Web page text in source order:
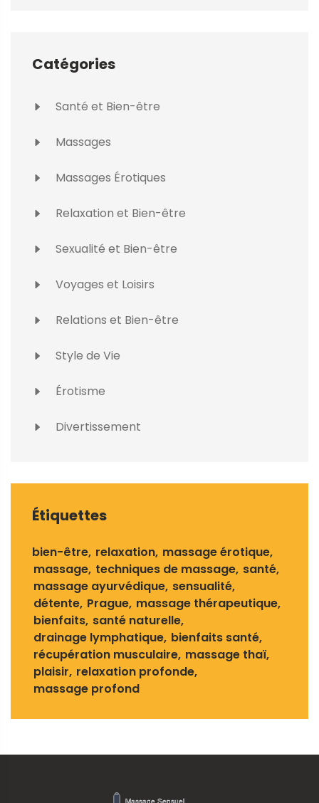
Catégories
Santé et Bien-être
Massages
Massages Érotiques
Relaxation et Bien-être
Sexualité et Bien-être
Voyages et Loisirs
Relations et Bien-être
Style de Vie
Érotisme
Divertissement
Étiquettes
bien-être relaxation massage érotique
massage techniques de massage santé
massage ayurvédique sensualité
détente Prague massage thérapeutique
bienfaits santé naturelle
drainage lymphatique bienfaits santé
récupération musculaire massage thaï
plaisir relaxation profonde
massage profond